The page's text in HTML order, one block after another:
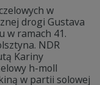
w
drogi Gustava
w ramach 41.
NDR
Kariny
h-moll
w partii solowej